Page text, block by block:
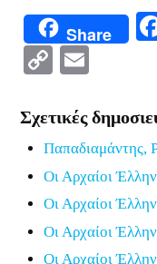
Share
Copy
Σχετικές
Παπαδιαμάντης,
Οι Αρχαίοι
Οι Αρχαίοι
Οι Αρχαίοι
Οι Αρχαίοι